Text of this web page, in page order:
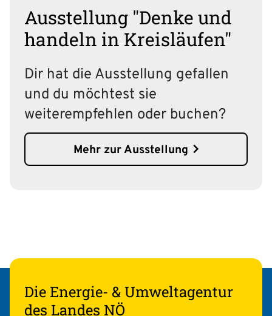
Ausstellung "Denke und
handeln in Kreisläufen"
Dir hat die Ausstellung gefallen
und du möchtest sie
weiterempfehlen oder buchen?
Mehr zur Ausstellung
Die Energie- & Umweltagentur
des Landes NÖ